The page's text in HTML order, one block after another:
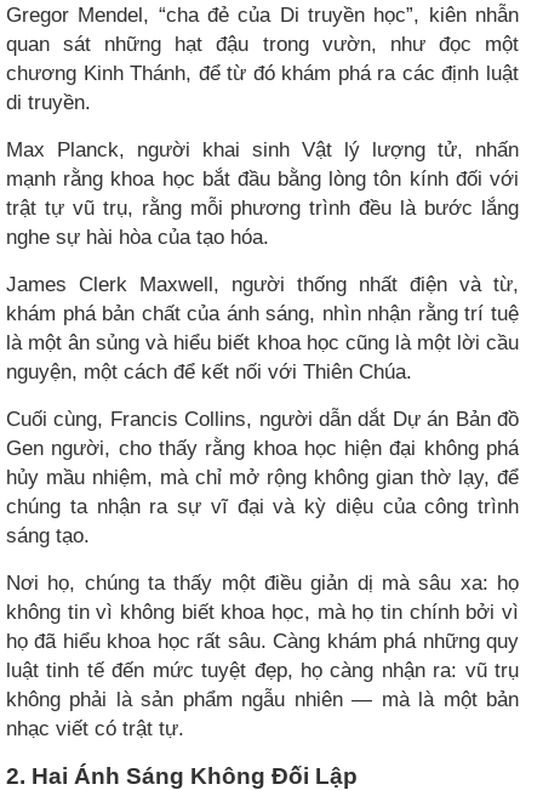
Gregor Mendel, “cha đẻ của Di truyền học”, kiên nhẫn
quan sát những hạt đậu trong vườn, như đọc một
chương Kinh Thánh, để từ đó khám phá ra các định luật
di truyền.
Max Planck, người khai sinh Vật lý lượng tử, nhấn
mạnh rằng khoa học bắt đầu bằng lòng tôn kính đối với
trật tự vũ trụ, rằng mỗi phương trình đều là bước lắng
nghe sự hài hòa của tạo hóa.
James Clerk Maxwell, người thống nhất điện và từ,
khám phá bản chất của ánh sáng, nhìn nhận rằng trí tuệ
là một ân sủng và hiểu biết khoa học cũng là một lời cầu
nguyện, một cách để kết nối với Thiên Chúa.
Cuối cùng, Francis Collins, người dẫn dắt Dự án Bản đồ
Gen người, cho thấy rằng khoa học hiện đại không phá
hủy mầu nhiệm, mà chỉ mở rộng không gian thờ lạy, để
chúng ta nhận ra sự vĩ đại và kỳ diệu của công trình
sáng tạo.
Nơi họ, chúng ta thấy một điều giản dị mà sâu xa: họ
không tin vì không biết khoa học, mà họ tin chính bởi vì
họ đã hiểu khoa học rất sâu. Càng khám phá những quy
luật tinh tế đến mức tuyệt đẹp, họ càng nhận ra: vũ trụ
không phải là sản phẩm ngẫu nhiên — mà là một bản
nhạc viết có trật tự.
2. Hai Ánh Sáng Không Đối Lập ​